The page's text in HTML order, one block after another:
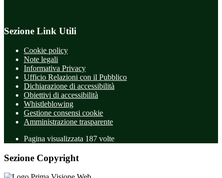
Sezione Link Utili
Cookie policy
Note legali
Informativa Privacy
Ufficio Relazioni con il Pubblico
Dichiarazione di accessibilità
Obiettivi di accessibilità
Whistleblowing
Gestione consensi cookie
Amministrazione trasparente
Pagina visualizzata 187 volte
Sezione Copyright